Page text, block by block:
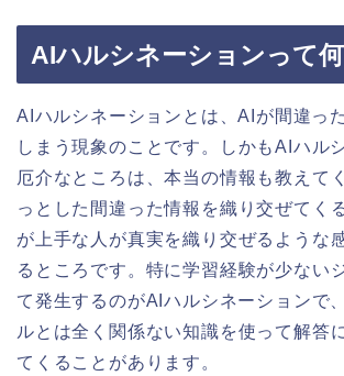
AIハルシネーションって何
AIハルシネーションとは、AIが間違っ
しまう現象のことです。しかもAIハル
厄介なところは、本当の情報も教えて
っとした間違った情報を織り交ぜてく
が上手な人が真実を織り交ぜるような
るところです。特に学習経験が少ない
て発生するのがAIハルシネーションで
ルとは全く関係ない知識を使って解答
てくることがあります。